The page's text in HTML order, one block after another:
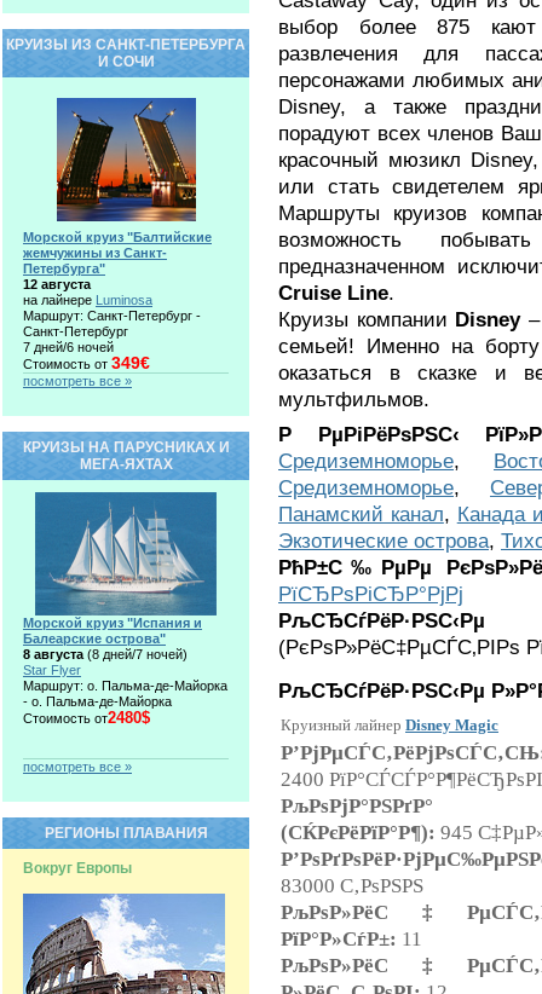
выбор более 875 кают
развлечения для
персонажами любимых
Disney, а также
порадуют всех членов
красочный мюзикл
или стать свидетелем
Маршруты круизов
возможность
предназначенном
Cruise Line.
Круизы компании Disney–
семьей! Именно на
оказаться в сказке и
мультфильмов.
Р РµРіРёРѕРЅС‹
Средиземноморье,
Средиземноморье,
Панамский канал, Канада
Экзотические острова,
РћР±С‰РµРµ
РїСЂРѕРіСЂР°РјРј
(РєРѕР»РёС‡РµСЃС‚РІРѕ
РљСЂСѓРёР·РЅС‹Рµ
Круизный лайнер Disney Magic
2400 РїР°СЃСЃР°Р¶РёСЂРѕРІ
РљРѕРјР°РЅРґР°
(СЌРєРёРїР°Р¶): 945
83000 С‚РѕРЅРЅ
РїР°Р»СѓР±: 11
КРУИЗЫ ИЗ САНКТ-ПЕТЕРБУРГА
И СОЧИ
Морской круиз "Балтийские
жемчужины из Санкт-
Петербурга"
12 августа
на лайнере Luminosa
Маршрут: Санкт-Петербург -
Санкт-Петербург
7 дней/6 ночей
Стоимость от 349€
посмотреть все »
КРУИЗЫ НА ПАРУСНИКАХ И
МЕГА-ЯХТАХ
Морской круиз "Испания и
Балеарские острова"
8 августа (8 дней/7 ночей)
Star Flyer
Маршрут: о. Пальма-де-Майорка
- о. Пальма-де-Майорка
Стоимость от2480$
посмотреть все »
РЕГИОНЫ ПЛАВАНИЯ
Вокруг Европы